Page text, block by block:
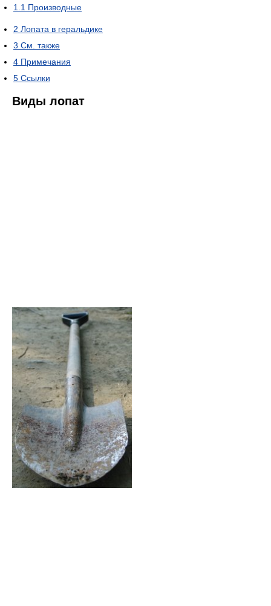
1.1 Производные
2 Лопата в геральдике
3 См. также
4 Примечания
5 Ссылки
Виды лопат